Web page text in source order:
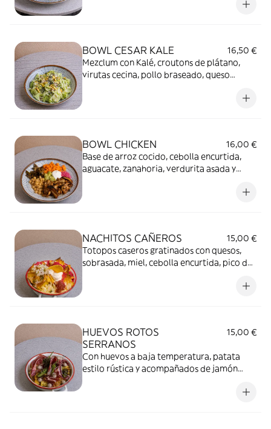
BOWL CESAR KALE
16,50 €
Mezclum con Kalé, croutons de plátano,
virutas cecina, pollo braseado, queso
BOWL CHICKEN
16,00 €
Base de arroz cocido, cebolla encurtida,
aguacate, zanahoria, verdurita asada y
NACHITOS CAÑEROS
15,00 €
Totopos caseros gratinados con quesos,
sobrasada, miel, cebolla encurtida, pico de
HUEVOS ROTOS
SERRANOS
15,00 €
Con huevos a baja temperatura, patata
estilo rústica y acompañados de jamón